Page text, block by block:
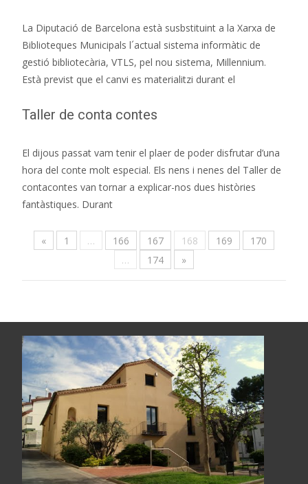
La Diputació de Barcelona està susbstituint a la Xarxa de
Biblioteques Municipals l´actual sistema informàtic de
gestió bibliotecària, VTLS, pel nou sistema, Millennium.
Està previst que el canvi es materialitzi durant el
Taller de conta contes
El dijous passat vam tenir el plaer de poder disfrutar d’una
hora del conte molt especial. Els nens i nenes del Taller de
contacontes van tornar a explicar-nos dues històries
fantàstiques. Durant
« 1 … 166 167 168 169
170
…
174 »